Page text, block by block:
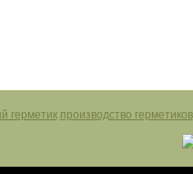
герметик производство герметиков